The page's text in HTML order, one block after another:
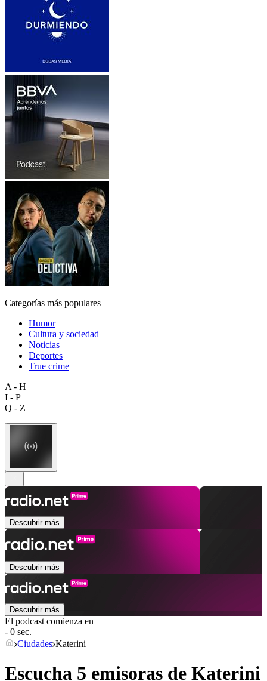
Categorías más populares
Humor
Cultura y sociedad
Noticias
Deportes
True crime
A - H
I - P
Q - Z
Descubrir más
Descubrir más
Descubrir más
El podcast comienza en
- 0 sec.
Ciudades Katerini
Escucha 5 emisoras de Katerini